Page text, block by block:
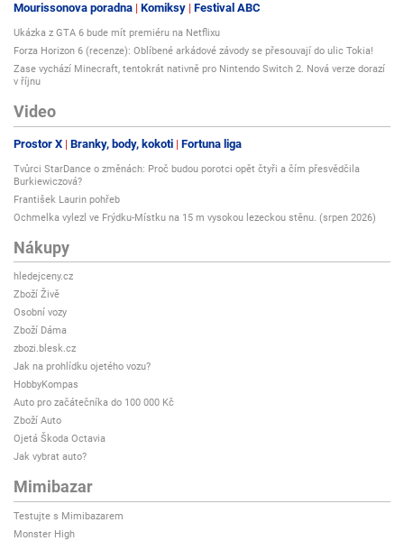
Mourissonova poradna Komiksy Festival ABC
Ukázka z GTA 6 bude mít premiéru na Netflixu
Forza Horizon 6 (recenze): Oblíbené arkádové závody se přesouvají do ulic Tokia!
Zase vychází Minecraft, tentokrát nativně pro Nintendo Switch 2. Nová verze dorazí
v říjnu
Video
Prostor X Branky, body, kokoti Fortuna liga
Tvůrci StarDance o změnách: Proč budou porotci opět čtyři a čím přesvědčila
Burkiewiczová?
František Laurin pohřeb
Ochmelka vylezl ve Frýdku-Místku na 15 m vysokou lezeckou stěnu. (srpen 2026)
Nákupy
hledejceny.cz
Zboží Živě
Osobní vozy
Zboží Dáma
zbozi.blesk.cz
Jak na prohlídku ojetého vozu?
HobbyKompas
Auto pro začátečníka do 100 000 Kč
Zboží Auto
Ojetá Škoda Octavia
Jak vybrat auto?
Mimibazar
Testujte s Mimibazarem
Monster High